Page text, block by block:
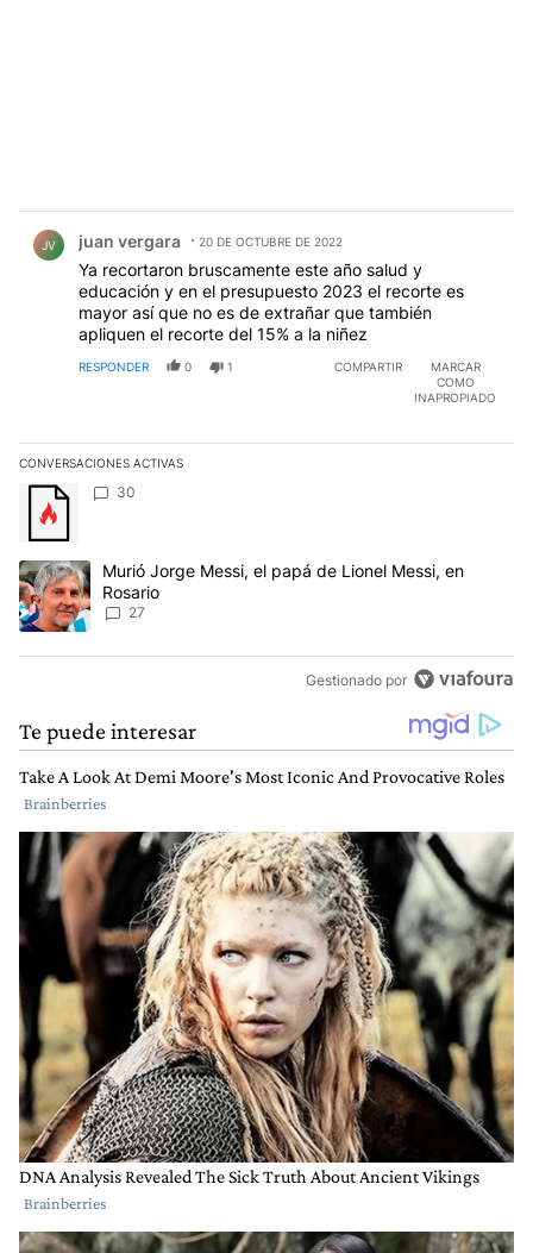
JV juan vergara 20 DE OCTUBRE DE 2022
Ya recortaron bruscamente este año salud y
educación y en el presupuesto 2023 el recorte es
mayor así que no es de extrañar que también
apliquen el recorte del 15% a la niñez
RESPONDER 0 1 COMPARTIR
MARCAR
COMO
INAPROPIADO
CONVERSACIONES ACTIVAS
Este listado muestra los artículos con más comentarios en los
Un artículo de tendencia con el título "" con 30 comentarios.
30
Un artículo de tendencia con el título "Murió Jorge Messi, el papá
Murió Jorge Messi, el papá de Lionel Messi, en
Rosario
27
Gestionado por